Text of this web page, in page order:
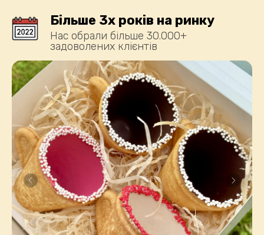
Більше 3х років на ринку
Нас обрали більше 30.000+
задоволених клієнтів